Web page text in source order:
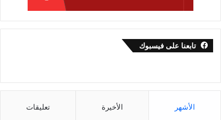
تابعنا على فيسبوك
الأشهر الأخيرة تعليقات